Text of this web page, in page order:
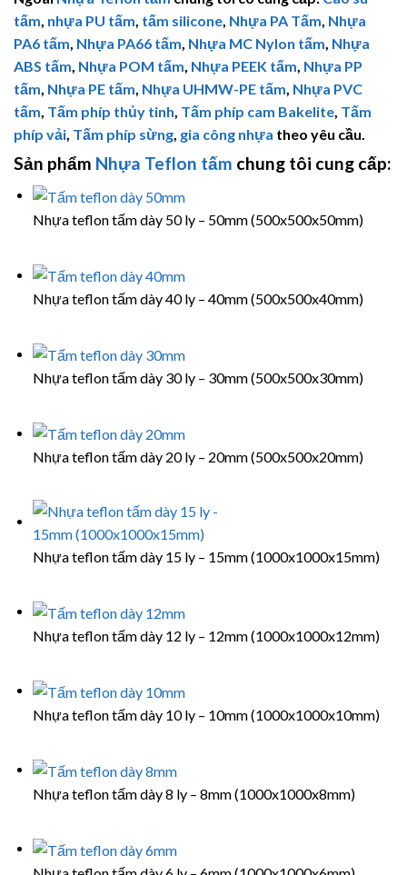
tấm, nhựa PU tấm, tấm silicone, Nhựa PA Tấm, Nhựa
PA6 tấm, Nhựa PA66 tấm, Nhựa MC Nylon tấm, Nhựa
ABS tấm, Nhựa POM tấm, Nhựa PEEK tấm, Nhựa PP
tấm, Nhựa PE tấm, Nhựa UHMW-PE tấm, Nhựa PVC
tấm, Tấm phíp thủy tinh, Tấm phíp cam Bakelite, Tấm
phíp vải, Tấm phíp sừng, gia công nhựa theo yêu cầu.
Sản phẩm Nhựa Teflon tấm chung tôi cung cấp:
Nhựa teflon tấm dày 50 ly – 50mm (500x500x50mm)
Nhựa teflon tấm dày 40 ly – 40mm (500x500x40mm)
Nhựa teflon tấm dày 30 ly – 30mm (500x500x30mm)
Nhựa teflon tấm dày 20 ly – 20mm (500x500x20mm)
Nhựa teflon tấm dày 15 ly – 15mm (1000x1000x15mm)
Nhựa teflon tấm dày 12 ly – 12mm (1000x1000x12mm)
Nhựa teflon tấm dày 10 ly – 10mm (1000x1000x10mm)
Nhựa teflon tấm dày 8 ly – 8mm (1000x1000x8mm)